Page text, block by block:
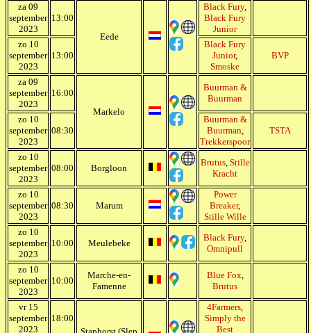
za 09
september
2023
13:00
Eede
Black Fury,
Black Fury
Junior
zo 10
september
2023
13:00
Black Fury
Junior,
Smoske
BVP
za 09
september
2023
16:00
Markelo
Buurman &
Buurman
zo 10
september
2023
08:30
Buurman &
Buurman
Trekkerspoor
TSTA
zo 10
september
2023
08:00 Borgloon
Brutus, Stille
Kracht
zo 10
september
2023
08:30 Marum
Power
Breaker,
Stille Wille
zo 10
september
2023
10:00 Meulebeke
Black Fury,
Omnipull
zo 10
september
2023
10:00
Marche-en-
Famenne
Blue Fox
Brutus
vr 15
september
2023
18:00
4Farmers
Simply the
Best